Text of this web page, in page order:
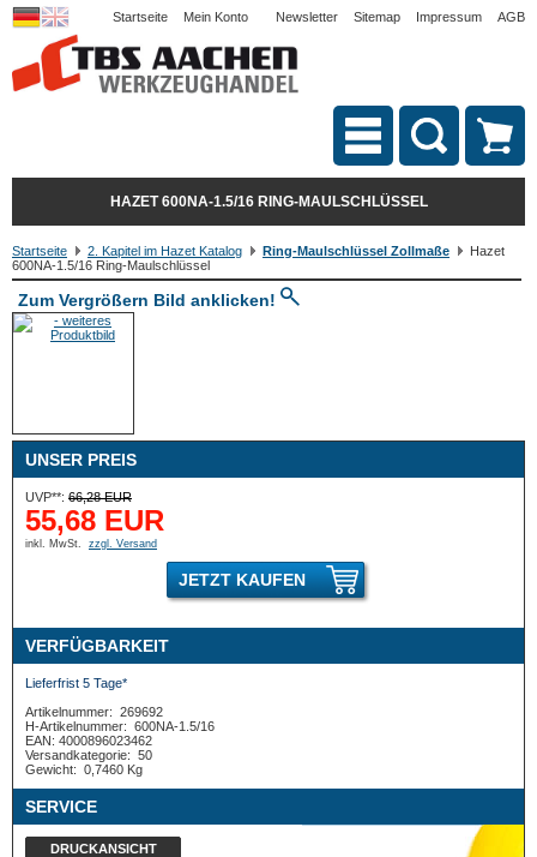
Startseite Mein Konto Newsletter Sitemap Impressum AGB
HAZET 600NA-1.5/16 RING-MAULSCHLÜSSEL
Startseite 2. Kapitel im Hazet Katalog Ring-Maulschlüssel Zollmaße
Hazet
600NA-1.5/16 Ring-Maulschlüssel
Zum Vergrößern Bild anklicken!
UNSER PREIS
UVP**: 66,28 EUR
55,68 EUR
inkl. MwSt. zzgl. Versand
JETZT KAUFEN
VERFÜGBARKEIT
Lieferfrist 5 Tage*
Artikelnummer: 269692
H-Artikelnummer: 600NA-1.5/16
EAN: 4000896023462
Versandkategorie: 50
Gewicht: 0,7460 Kg
SERVICE
DRUCKANSICHT